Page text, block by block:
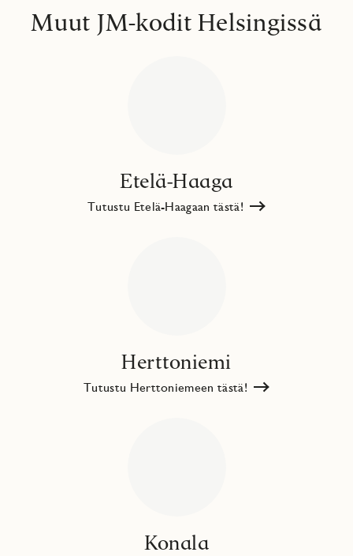
Muut JM-kodit Helsingissä
Etelä-Haaga
Tutustu Etelä-Haagaan tästä!
Herttoniemi
Tutustu Herttoniemeen tästä!
Konala